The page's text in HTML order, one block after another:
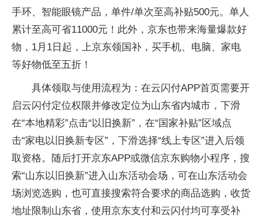
手环、智能眼镜产品，单件/单次至高补贴500元。单人
累计至高可省11000元！此外，京东也带来海量爆款好
物，1月1日起，上京东领国补，买手机、电脑、家电
等好物低至五折！
具体领取与使用流程为：在云闪付APP首页需要开
启云闪付定位权限并修改定位为山东省内城市，下滑
在“本地精彩”点击“以旧换新”，在“国家补贴”区域点
击“家电以旧换新专区”，下滑选择“线上专区”进入后领
取资格。随后打开京东APP或微信京东购物小程序，搜
索“山东以旧换新”进入山东活动会场，可在山东活动会
场浏览选购，也可直接搜索符合要求的商品选购，收货
地址限制山东省，使用京东支付和云闪付均可享受补